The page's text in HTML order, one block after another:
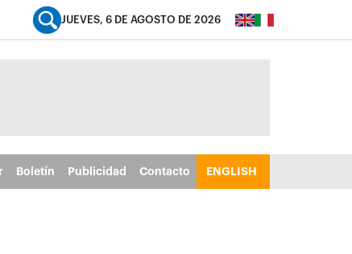
JUEVES, 6 DE AGOSTO DE 2026
Boletín Publicidad Contacto ENGLISH